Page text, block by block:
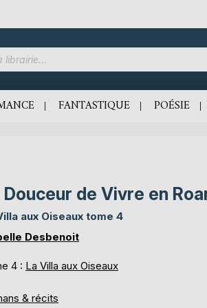
FANTASTIQUE POÉSIE
Douceur de Vivre en
aux Oiseaux tome 4
Desbenoit
4 : La Villa aux Oiseaux
& récits